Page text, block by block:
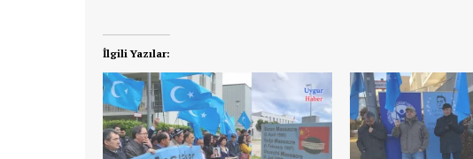
İlgili Yazılar: